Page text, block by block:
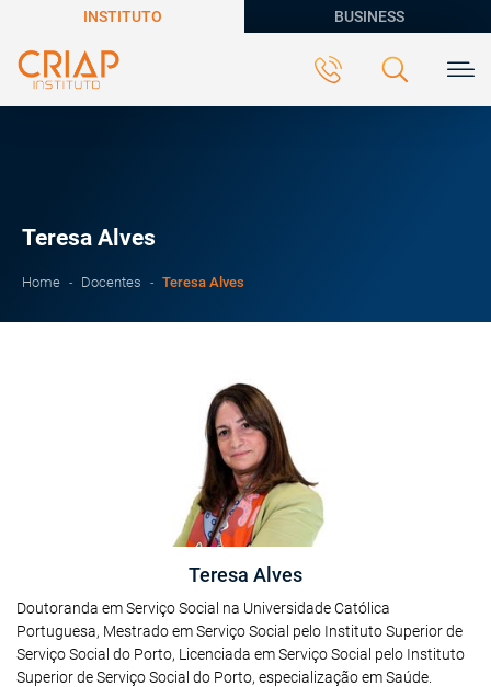
INSTITUTO BUSINESS
Teresa Alves
Home Docentes Teresa Alves
Teresa Alves
Doutoranda em Serviço Social na Universidade Católica
Portuguesa, Mestrado em Serviço Social pelo Instituto Superior de
Serviço Social do Porto, Licenciada em Serviço Social pelo Instituto
Superior de Serviço Social do Porto, especialização em Saúde.